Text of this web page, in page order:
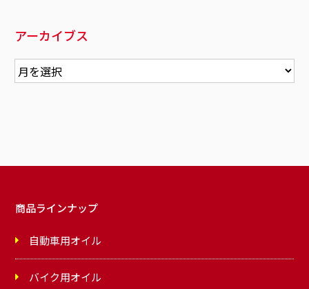
アーカイブス
商品ラインナップ
自動車用オイル
バイク用オイル